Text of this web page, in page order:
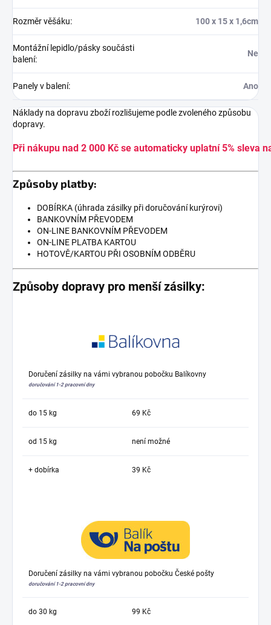
Rozměr věšáku: 100 x 15 x 1,6cm
Montážní lepidlo/pásky součásti
balení:
Ne
Panely v balení: Ano
Náklady na dopravu zboží rozlišujeme podle zvoleného způsobu
dopravy.
Při nákupu nad 2 000 Kč se automaticky uplatní 5% sleva
Způsoby platby:
DOBÍRKA (úhrada zásilky při doručování kurýrovi)
BANKOVNÍM PŘEVODEM
ON-LINE BANKOVNÍM PŘEVODEM
ON-LINE PLATBA KARTOU
HOTOVĚ/KARTOU PŘI OSOBNÍM ODBĚRU
Způsoby dopravy pro menší zásilky:
Doručení zásilky na vámi vybranou pobočku Balíkovny
doručování 1-2 pracovní dny
do 15 kg 69 Kč
od 15 kg není možné
+ dobírka 39 Kč
Doručení zásilky na vámi vybranou pobočku České pošty
doručování 1-2 pracovní dny
do 30 kg 99 Kč